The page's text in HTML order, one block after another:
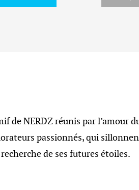
de NERDZ réunis par l’amour
passionnés, qui
de ses futures étoiles.